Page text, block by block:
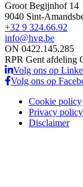
Groot Begijnhof 14
9040 Sint-
+32 9 324.66.92
info@hvg.be
ON 0422.145.285
RPR Gent afdeling
Volg ons op
Volg ons op
Cookie policy
Privacy policy
Disclaimer